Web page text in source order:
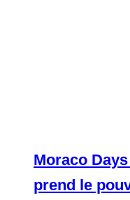
Moraco
prend le